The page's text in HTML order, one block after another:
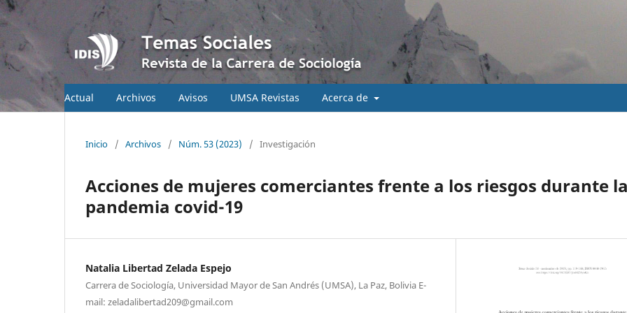
Actual Archivos Avisos UMSA Revistas Acerca de
Inicio / Archivos / Núm. 53 (2023) / Investigación
Acciones de mujeres comerciantes frente a los riesgos durante
pandemia covid-19
Natalia Libertad Zelada Espejo
Carrera de Sociología, Universidad Mayor de San Andrés (UMSA), La Paz, Bolivia E-
mail: zeladalibertad209@gmail.com